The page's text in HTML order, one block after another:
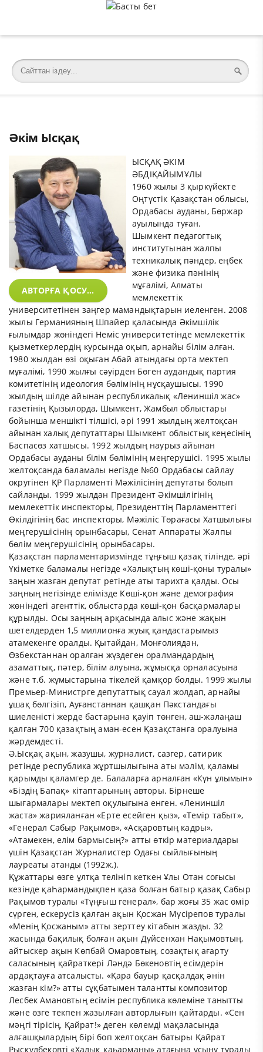
Әкім Ысқақ
АВТОРҒА ҚОСУ...
ЫСҚАҚ ӘКІМ
ӘБДІҚАЙЫМҰЛЫ
1960 жылы 3 қыркүйекте
Оңтүстік Қазақстан облысы,
Ордабасы ауданы, Бөржар
ауылында туған.
Шымкент педагогтық
институтынан жалпы
техникалық пәндер, еңбек
және физика пәнінің
мұғалімі, Алматы
мемлекеттік
университетінен заңгер мамандықтарын иеленген. 2008
жылы Германияның Шпайер қаласында Әкімшілік
ғылымдар жөніндегі Неміс университетінде мемлекеттік
қызметкерлердің курсында оқып, арнайы білім алған.
1980 жылдан өзі оқыған Абай атындағы орта мектеп
мұғалімі, 1990 жылғы сәуірден Бөген аудандық партия
комитетінің идеология бөлімінің нұсқаушысы. 1990
жылдың шілде айынан республикалық «Лениншіл жас»
газетінің Қызылорда, Шымкент, Жамбыл облыстары
бойынша меншікті тілшісі, әрі 1991 жылдың желтоқсан
айынан халық депутаттары Шымкент облыстық кеңесінің
Баспасөз хатшысы. 1992 жылдың наурыз айынан
Ордабасы ауданы білім бөлімінің меңгерушісі. 1995 жылы
желтоқсанда баламалы негізде №60 Ордабасы сайлау
округінен ҚР Парламенті Мәжілісінің депутаты болып
сайланды. 1999 жылдан Президент Әкімшілігінің
мемлекеттік инспекторы, Президенттің Парламенттегі
Өкілдігінің бас инспекторы, Мәжіліс Төрағасы Хатшылығы
меңгерушісінің орынбасары, Сенат Аппараты Жалпы
бөлім меңгерушісінің орынбасары.
Қазақстан парламентаризмінде тұңғыш қазақ тілінде, әрі
Үкіметке баламалы негізде «Халықтың көші-қоны туралы»
заңын жазған депутат ретінде аты тарихта қалды. Осы
заңның негізінде елімізде Көші-қон және демография
жөніндегі агенттік, облыстарда көші-қон басқармалары
құрылды. Осы заңның арқасында алыс және жақын
шетелдерден 1,5 миллионға жуық қандастарымыз
атамекенге оралды. Қытайдан, Монғолиядан,
Өзбекстаннан оралған жүздеген оралмандардың
азаматтық, пәтер, білім алуына, жұмысқа орналасуына
және т.б. жұмыстарына тікелей қамқор болды. 1999 жылы
Премьер-Министрге депутаттық сауал жолдап, арнайы
ұшақ бөлгізіп, Ауғанстаннан қашқан Пәкстандағы
шиеленісті жерде бастарына қауіп төнген, аш-жалаңаш
қалған 700 қазақтың аман-есен Қазақстанға оралуына
жәрдемдесті.
Ә.Ысқақ ақын, жазушы, журналист, сазгер, сатирик
ретінде республика жұртшылығына аты мәлім, қаламы
қарымды қаламгер де. Балаларға арналған «Күн ұлымын»
«Біздің Бапақ» кітаптарының авторы. Бірнеше
шығармалары мектеп оқулығына енген. «Лениншіл
жаста» жарияланған «Ерте есейген қыз», «Темір табыт»,
«Генерал Сабыр Рақымов», «Асқаровтың кадры»,
«Атамекен, елім бармысың?» атты өткір материалдары
үшін Қазақстан Журналистер Одағы сыйлығының
лауреаты атанды (1992ж.).
Құжаттары өзге ұлтқа телініп кеткен Ұлы Отан соғысы
кезінде қаҺармандықпен қаза болған батыр қазақ Сабыр
Рақымов туралы «Тұңғыш генерал», бар жоғы 35 жас өмір
сүрген, ескерусіз қалған ақын Қосжан Мүсірепов туралы
«Менің Қосжаным» атты зерттеу кітабын жазды. 32
жасында бақилық болған ақын Дүйсенхан Нақымовтың,
айтыскер ақын Көпбай Омаровтың, созақтық ағарту
саласының қайраткері Ләндә Бөкеновтің есімдерін
ардақтауға атсалысты. «Қара бауыр қасқалдақ әнін
жазған кім?» атты сұқбатымен талантты композитор
Лесбек Амановтың есімін республика көлеміне танытты
және өзге текпен жазылған авторлығын қайтарды. «Сен
мәңгі тірісің, Қайрат!» деген көлемді мақаласында
алғашқылардың бірі боп желтоқсан батыры Қайрат
Рысқұлбековті «Халық қаһарманы» атағына ұсыну туралы